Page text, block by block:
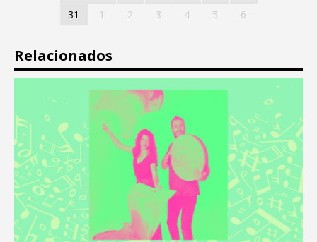
31
1 2 3 4 5 6
Relacionados